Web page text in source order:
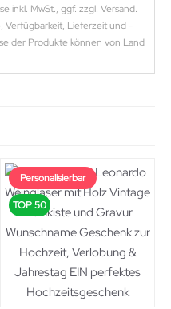
inkl. MwSt., ggf. zzgl. Versand.
Verfügbarkeit, Lieferzeit und -
der Produkte können von Land
Personalisierbar
TOP 50